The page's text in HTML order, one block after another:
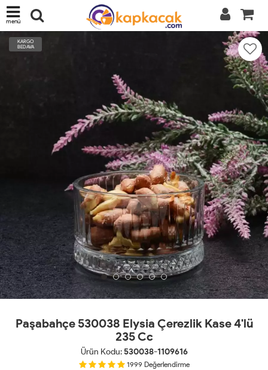
menü
KARGO
BEDAVA
Paşabahçe 530038 Elysia Çerezlik Kase 4'lü
235 Cc
Ürün Kodu:530038-1109616
1999 Değerlendirme